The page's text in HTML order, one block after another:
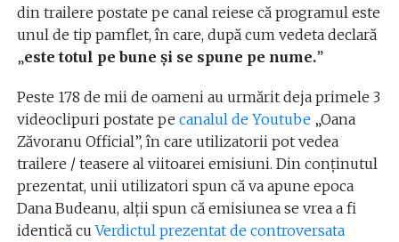
din trailere postate pe canal reiese că programul este
unul de tip pamflet, în care, după cum vedeta declară
„este totul pe bune și se spune pe nume.”
Peste 178 de mii de oameni au urmărit deja primele 3
videoclipuri postate pe canalul de Youtube„Oana
Zăvoranu Official”, în care utilizatorii pot vedea
trailere / teasere al viitoarei emisiuni. Din conținutul
prezentat, unii utilizatori spun că va apune epoca
Dana Budeanu, alții spun că emisiunea se vrea a fi
identică cuVerdictul prezentat de controversata